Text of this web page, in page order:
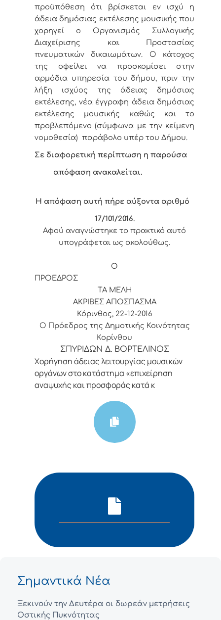
προϋπόθεση ότι βρίσκεται εν ισχύ η
άδεια δημόσιας εκτέλεσης μουσικής που
χορηγεί ο Οργανισμός Συλλογικής
Διαχείρισης και Προστασίας
πνευματικών δικαιωμάτων. Ο κάτοχος
της οφείλει να προσκομίσει στην
αρμόδια υπηρεσία του δήμου, πριν την
λήξη ισχύος της άδειας δημόσιας
εκτέλεσης, νέα έγγραφη άδεια δημόσιας
εκτέλεσης μουσικής καθώς και το
προβλεπόμενο (σύμφωνα με την κείμενη
νομοθεσία) παράβολο υπέρ του Δήμου.
Σε διαφορετική περίπτωση η παρούσα
απόφαση ανακαλείται.
Η απόφαση αυτή πήρε αύξοντα αριθμό
17/101/2016.
Αφού αναγνώστηκε το πρακτικό αυτό
υπογράφεται ως ακολούθως.
Ο
ΠΡΟΕΔΡΟΣ
ΤΑ ΜΕΛΗ
ΑΚΡΙΒΕΣ ΑΠΟΣΠΑΣΜΑ
Κόρινθος, 22-12-2016
Ο Πρόεδρος της Δημοτικής Κοινότητας
Κορίνθου
ΣΠΥΡΙΔΩΝ Δ. ΒΟΡΤΕΛΙΝΟΣ
Χορήγηση άδειας λειτουργίας μουσικών
οργάνων στο κατάστημα «επιχείρηση
αναψυχής και προσφοράς κατά κ
Σημαντικά Νέα
Ξεκινούν την Δευτέρα οι δωρεάν μετρήσεις
Οστικής Πυκνότητας